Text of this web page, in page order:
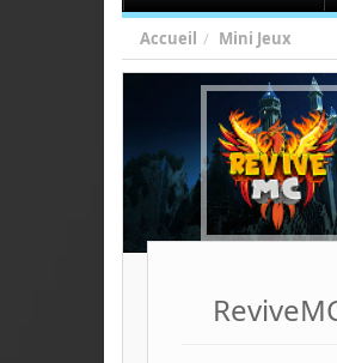
Accueil Mini Jeux